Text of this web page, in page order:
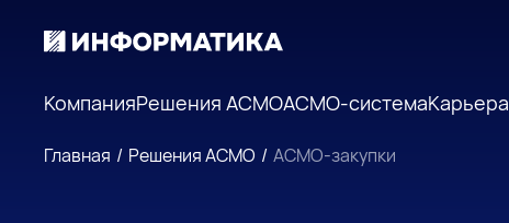
КомпанияРешения АСМОАСМО-системаКарьера
Главная / Решения АСМО / АСМО-закупки